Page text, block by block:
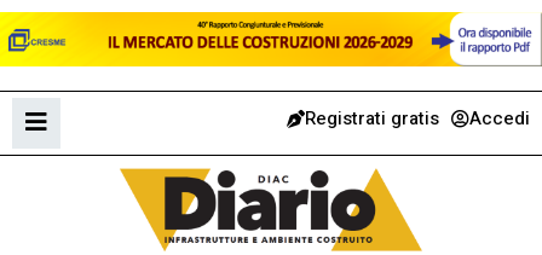
Registrati gratis Accedi